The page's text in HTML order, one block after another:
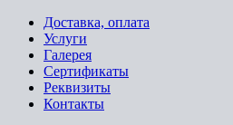
Доставка, оплата
Услуги
Галерея
Сертификаты
Реквизиты
Контакты